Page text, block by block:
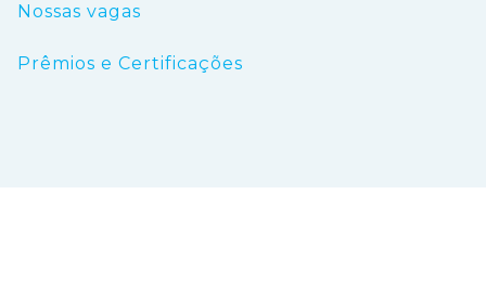
Nossas vagas
Prêmios e Certificações